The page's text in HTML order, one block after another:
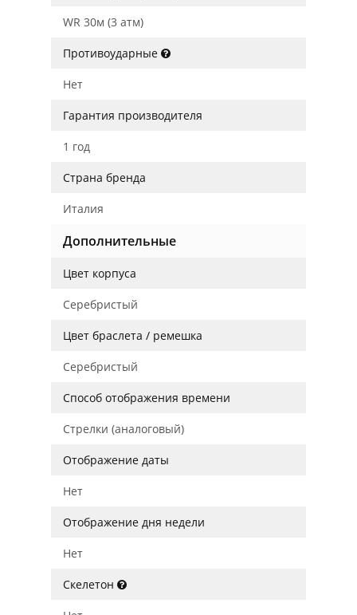
WR 30м (3 атм)
Противоударные
Нет
Гарантия производителя
1 год
Страна бренда
Италия
Дополнительные
Цвет корпуса
Серебристый
Цвет браслета / ремешка
Серебристый
Способ отображения времени
Стрелки (аналоговый)
Отображение даты
Нет
Отображение дня недели
Нет
Скелетон